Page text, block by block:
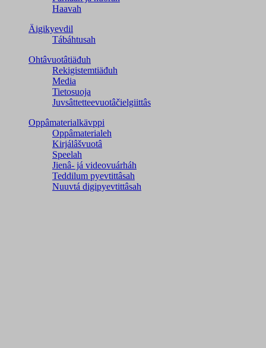
Haavah
Äigikyevdil
Tábáhtusah
Ohtâvuotâtiäđuh
Rekigistemtiäđuh
Media
Tietosuoja
Juvsâttetteevuotâčielgiittâs
Oppâmaterialkävppi
Oppâmaterialeh
Kirjálâšvuotâ
Speelah
Jienâ- já videovuárháh
Teddilum pyevtittâsah
Nuuvtá digipyevtittâsah